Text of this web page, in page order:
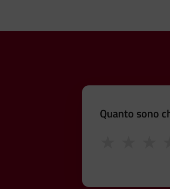
Quanto sono